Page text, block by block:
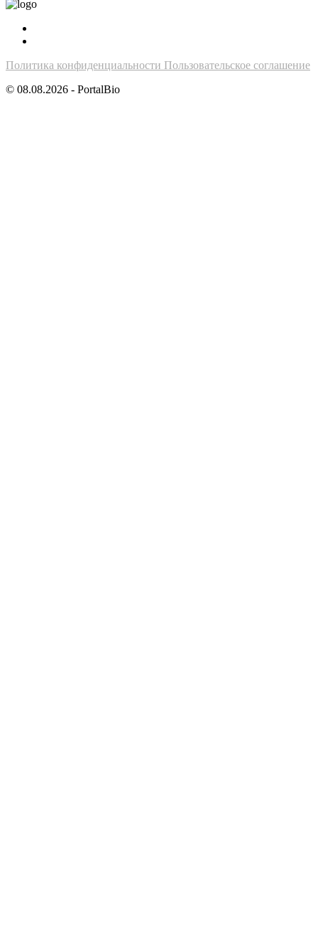
Политика конфиденциальности Пользовательское соглашение
© 08.08.2026 - PortalBio